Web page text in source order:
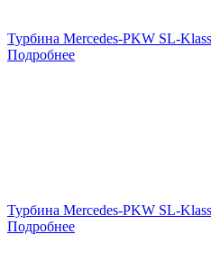
Турбина Mercedes-PKW SL-
Подробнее
Турбина Mercedes-PKW SL-
Подробнее